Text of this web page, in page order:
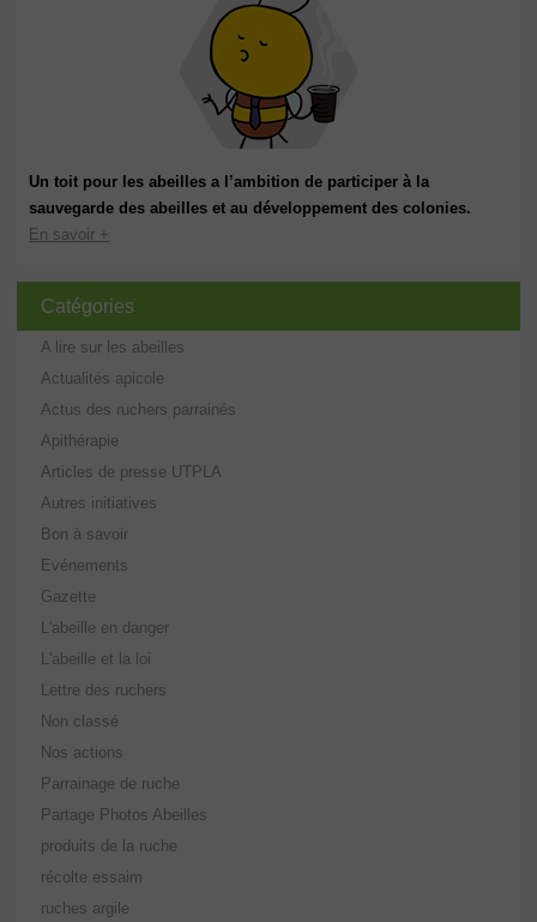
Un toit pour les abeilles a l’ambition de participer à la
sauvegarde des abeilles et au développement des colonies.
En savoir +
Catégories
A lire sur les abeilles
Actualités apicole
Actus des ruchers parrainés
Apithérapie
Articles de presse UTPLA
Autres initiatives
Bon à savoir
Evénements
Gazette
L'abeille en danger
L'abeille et la loi
Lettre des ruchers
Non classé
Nos actions
Parrainage de ruche
Partage Photos Abeilles
produits de la ruche
récolte essaim
ruches argile